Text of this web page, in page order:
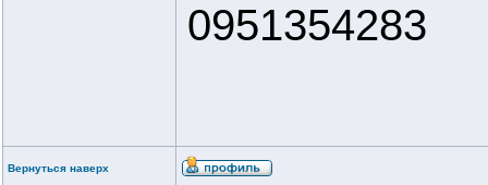
0951354283
Вернуться наверх